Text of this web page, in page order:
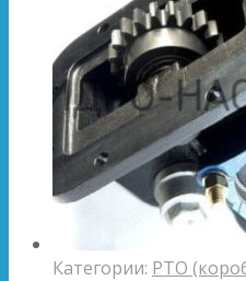
Категории: PTO